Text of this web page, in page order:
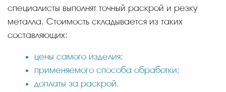
специалисты выполнят точный раскрой и резку
металла. Стоимость складывается из таких
составляющих:
цены самого изделия;
применяемого способа обработки;
доплаты за раскрой.